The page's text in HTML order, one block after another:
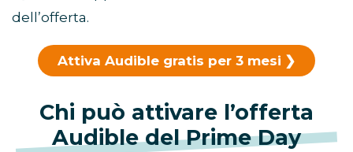
dell’offerta.
Attiva Audible gratis per 3 mesi
Chi può attivare l’offerta
Audible del Prime Day